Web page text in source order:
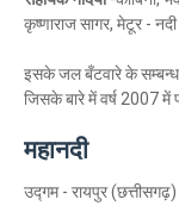
कृष्णाराज सागर, मेटूर -
इसके जल बँटवारे के सम्बन्ध
जिसके बारे में वर्ष 2007 में
महानदी
उद्गम - रायपुर